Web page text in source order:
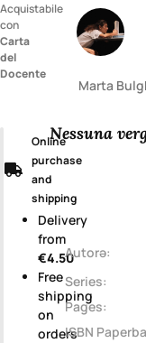
Acquistabile
con
Carta
del
Docente
Online
purchase
and
shipping
Delivery
from
€4.50
Free
shipping
on
orders
Marta
Nessuna
Autorə:
Series:
Pages:
ISBN